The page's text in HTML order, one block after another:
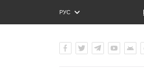
РУС
ENG